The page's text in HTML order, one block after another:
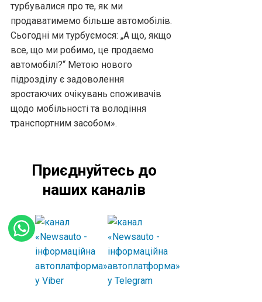
турбувалися про те, як ми
продаватимемо більше автомобілів.
Сьогодні ми турбуємося: „А що, якщо
все, що ми робимо, це продаємо
автомобілі?“ Метою нового
підрозділу є задоволення
зростаючих очікувань споживачів
щодо мобільності та володіння
транспортним засобом».
Приєднуйтесь до
наших каналів